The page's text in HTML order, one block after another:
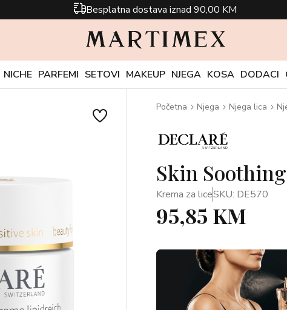
Besplatna dostava iznad 90,00 KM
NICHE PARFEMI SETOVI MAKEUP NJEGA KOSA DODACI
Početna Njega Njega lica
Skin
Krema za liceSKU: DE570
95,85 KM